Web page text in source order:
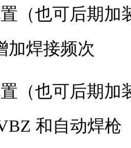
（也可后期
加焊接频次
（也可后期
和自动焊枪